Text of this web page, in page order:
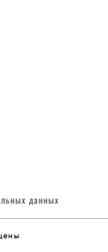
данных